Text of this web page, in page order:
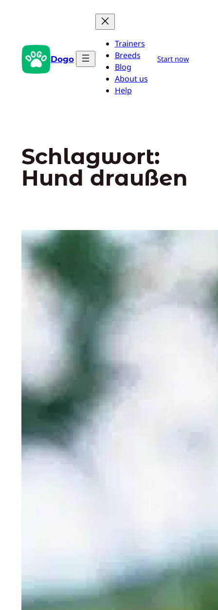
Dogo
Trainers
Breeds
Blog
About us
Help
Start now
Schlagwort:
Hund draußen